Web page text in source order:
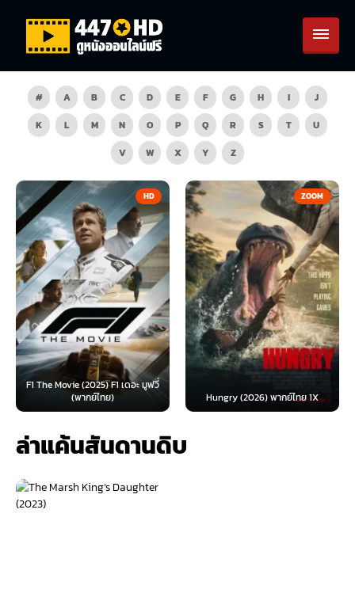
# A B C D E F G H I
J
K
L M N O P Q R S T
U
V
W X Y Z
HD
F1 The Movie (2025) F1 เดอะ มูฟวี่
(พากย์ไทย)
ZOOM
Hungry (2026) พากย์ไทย 1X
ล่าแค้นสันดานดิบ